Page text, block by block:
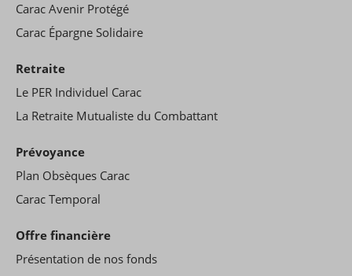
Carac Avenir Protégé
Carac Épargne Solidaire
Retraite
Le PER Individuel Carac
La Retraite Mutualiste du Combattant
Prévoyance
Plan Obsèques Carac
Carac Temporal
Offre financière
Présentation de nos fonds